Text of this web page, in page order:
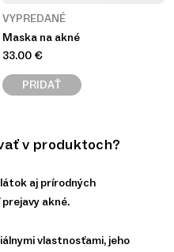
VYPREDANÉ
Maska na akné
33.00 €
PRIDAŤ
v produktoch?
aj prírodných
akné.
vlastnosťami, jeho